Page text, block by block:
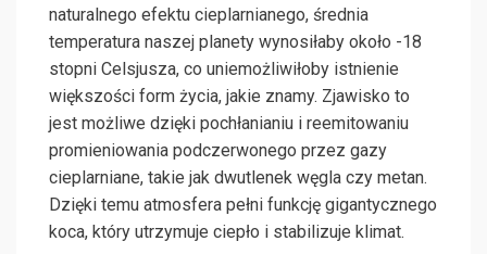
naturalnego efektu cieplarnianego, średnia
temperatura naszej planety wynosiłaby około -18
stopni Celsjusza, co uniemożliwiłoby istnienie
większości form życia, jakie znamy. Zjawisko to
jest możliwe dzięki pochłanianiu i reemitowaniu
promieniowania podczerwonego przez gazy
cieplarniane, takie jak dwutlenek węgla czy metan.
Dzięki temu atmosfera pełni funkcję gigantycznego
koca, który utrzymuje ciepło i stabilizuje klimat.